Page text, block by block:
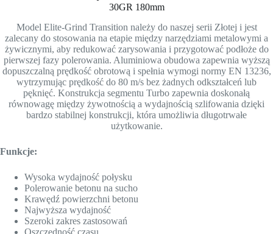
30GR 180mm
Model Elite-Grind Transition należy do naszej serii Złotej i jest
zalecany do stosowania na etapie między narzędziami metalowymi a
żywicznymi, aby redukować zarysowania i przygotować podłoże do
pierwszej fazy polerowania. Aluminiowa obudowa zapewnia wyższą
dopuszczalną prędkość obrotową i spełnia wymogi normy EN 13236,
wytrzymując prędkość do 80 m/s bez żadnych odkształceń lub
pęknięć. Konstrukcja segmentu Turbo zapewnia doskonałą
równowagę między żywotnością a wydajnością szlifowania dzięki
bardzo stabilnej konstrukcji, która umożliwia długotrwałe
użytkowanie.
Funkcje:
Wysoka wydajność połysku
Polerowanie betonu na sucho
Krawędź powierzchni betonu
Najwyższa wydajność
Szeroki zakres zastosowań